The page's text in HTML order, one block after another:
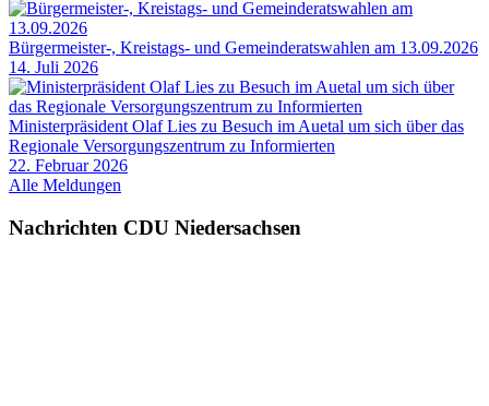
Bürgermeister-, Kreistags- und Gemeinderatswahlen am 13.09.2026
14. Juli 2026
Ministerpräsident Olaf Lies zu Besuch im Auetal um sich über das
Regionale Versorgungszentrum zu Informierten
22. Februar 2026
Alle Meldungen
Nachrichten CDU Niedersachsen